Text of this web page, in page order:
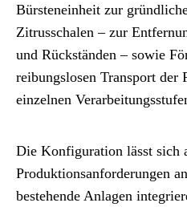
Bürsteneinheit zur
Zitrusschalen – zur
und Rückständen – sowie
reibungslosen Transport der
einzelnen
Die Konfiguration lässt sich
Produktionsanforderungen
bestehende Anlagen